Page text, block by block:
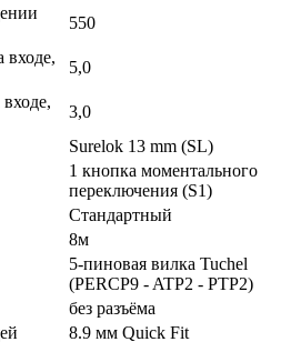
550
входе,
5,0
3,0
Surelok 13 mm (SL)
1 кнопка моментального
переключения (S1)
Стандартный
8м
5-пиновая вилка Tuchel
(PERCP9 - ATP2 - PTP2)
без разъёма
8.9 мм Quick Fit